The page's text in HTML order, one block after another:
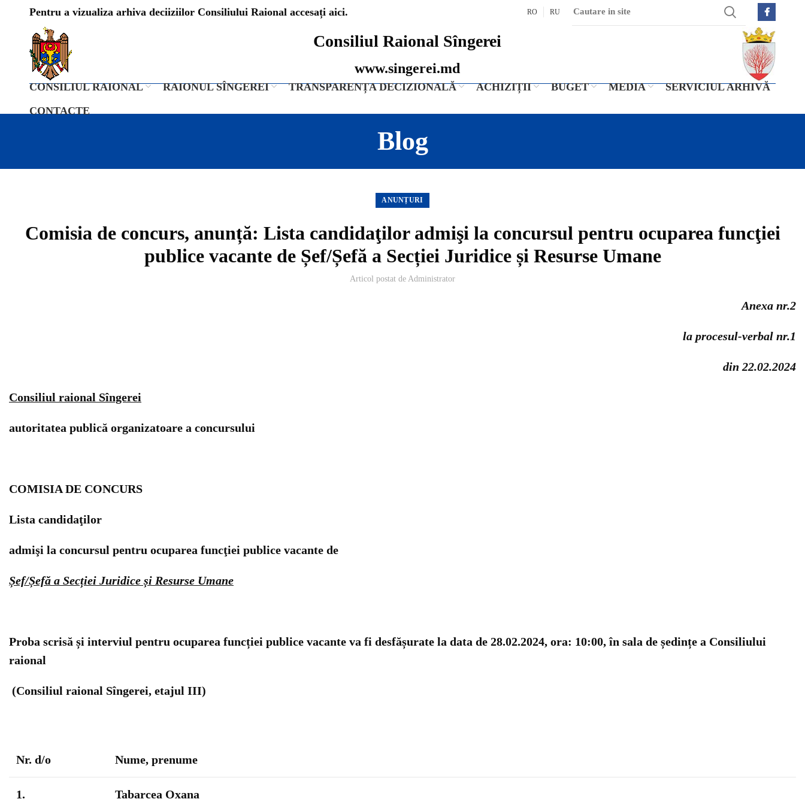
Pentru a vizualiza arhiva deciiziilor Consiliului Raional accesați aici. RO RU
Consiliul Raional Sîngerei
www.singerei.md
CONSILIUL RAIONAL RAIONUL SÎNGEREI TRANSPARENȚA DECIZIONALĂ ACHIZIȚII BUGET MEDIA
SERVICIUL ARHIVĂ
CONTACTE
Blog
ANUNȚURI
Comisia de concurs, anunță: Lista candidaţilor admişi la concursul pentru ocuparea funcţiei
publice vacante de Șef/Șefă a Secției Juridice și Resurse Umane
Articol postat de Administrator
Anexa nr.2
la procesul-verbal nr.1
din 22.02.2024
Consiliul raional Sîngerei
autoritatea publică organizatoare a concursului
COMISIA DE CONCURS
Lista candidaţilor
admişi la concursul pentru ocuparea funcţiei publice vacante de
Șef/Șefă a Secției Juridice și Resurse Umane
Proba scrisă și interviul pentru ocuparea funcției publice vacante va fi desfășurate la data de 28.02.2024, ora: 10:00, în sala de ședințe a Consiliului
raional
(Consiliul raional Sîngerei, etajul III)
Nr. d/o Nume, prenume
1. Tabarcea Oxana